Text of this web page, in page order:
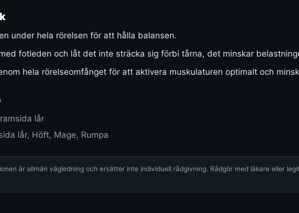
under hela rörelsen för att hålla balansen.
fotleden och låt det inte sträcka sig förbi tårna, det minskar
hela rörelseomfånget för att aktivera muskulaturen optimalt och
lår
lår, Höft, Mage, Rumpa
är allmän vägledning och ersätter inte individuell rådgivning. Rådgör med läkare eller